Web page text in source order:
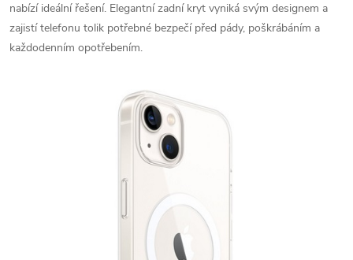
nabízí ideální řešení. Elegantní zadní kryt vyniká svým designem a
zajistí telefonu tolik potřebné bezpečí před pády, poškrábáním a
každodenním opotřebením.